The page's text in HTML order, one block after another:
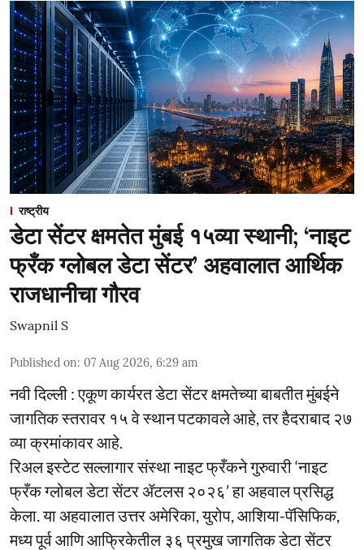
राष्ट्रीय
डेटा सेंटर क्षमतेत मुंबई १५व्या स्थानी; ‘नाइट
फ्रँक ग्लोबल डेटा सेंटर’ अहवालात आर्थिक
राजधानीचा गौरव
Swapnil S
Published on: 07 Aug 2026, 6:29 am
नवी दिल्ली : एकूण कार्यरत डेटा सेंटर क्षमतेच्या बाबतीत मुंबईने
जागतिक स्तरावर १५ वे स्थान पटकावले आहे, तर हैदराबाद २७
व्या क्रमांकावर आहे.
रिअल इस्टेट सल्लागार संस्था नाइट फ्रँकने गुरुवारी ‘नाइट
फ्रँक ग्लोबल डेटा सेंटर ॲटलस २०२६’ हा अहवाल प्रसिद्ध
केला. या अहवालात उत्तर अमेरिका, युरोप, आशिया-पॅसिफिक,
मध्य पूर्व आणि आफ्रिकेतील ३६ प्रमुख जागतिक डेटा सेंटर